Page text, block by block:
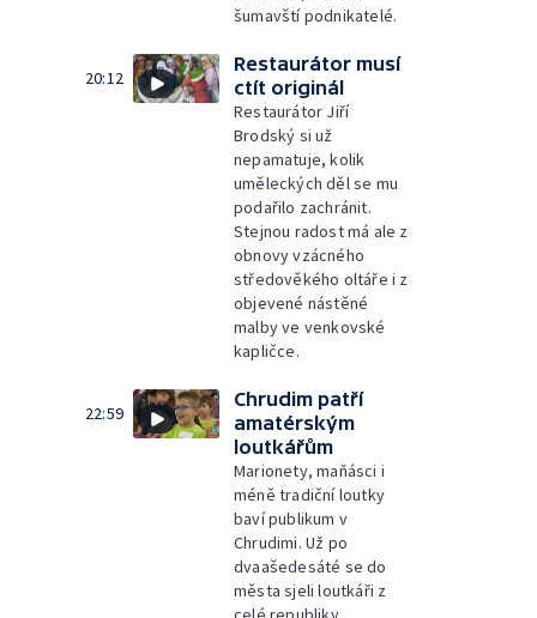
šumavští podnikatelé.
20:12
Restaurátor musí
ctít originál
Restaurátor Jiří
Brodský si už
nepamatuje, kolik
uměleckých děl se mu
podařilo zachránit.
Stejnou radost má ale z
obnovy vzácného
středověkého oltáře i z
objevené nástěné
malby ve venkovské
kapličce.
22:59
Chrudim patří
amatérským
loutkářům
Marionety, maňásci i
méně tradiční loutky
baví publikum v
Chrudimi. Už po
dvaašedesáté se do
města sjeli loutkáři z